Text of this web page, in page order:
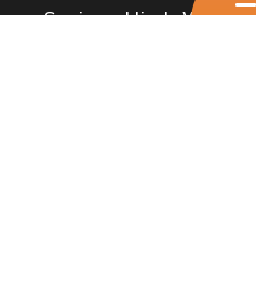
Service public de Wallonie